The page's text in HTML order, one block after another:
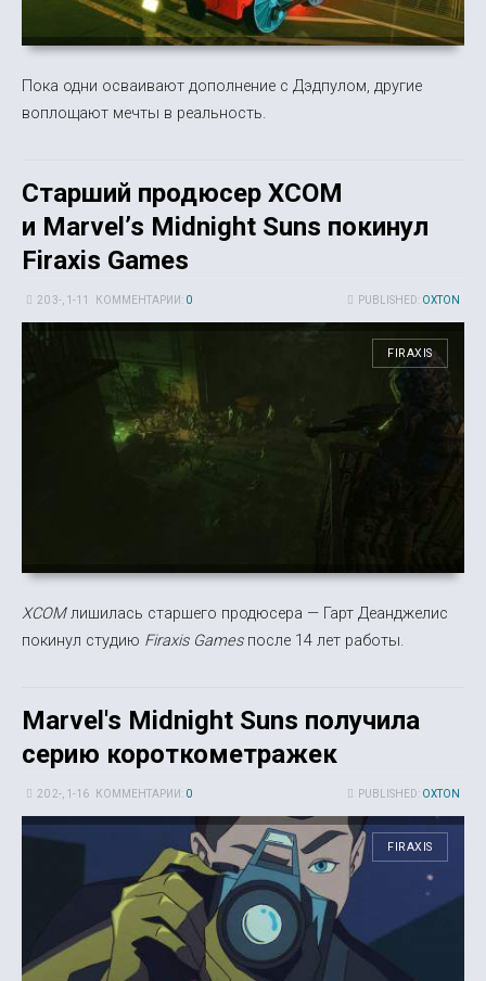
Пока одни осваивают дополнение с Дэдпулом, другие
воплощают мечты в реальность.
Старший продюсер XCOM
и Marvelʼs Midnight Suns покинул
Firaxis Games
PUBLISHED: OXTON
20 3-, 1-11 КОММЕНТАРИИ: 0
FIRAXIS
XCOMлишилась старшего продюсера — Гарт Деанджелис
покинул студию Firaxis Gamesпосле 14 лет работы.
Marvel's Midnight Suns получила
серию короткометражек
PUBLISHED: OXTON
20 2-, 1-16 КОММЕНТАРИИ: 0
FIRAXIS